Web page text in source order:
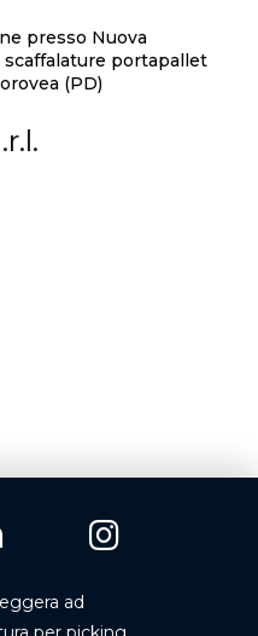
presso Nuova
scaffalature portapallet
(PD)
ad